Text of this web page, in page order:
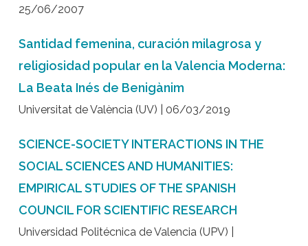
25/06/2007
Santidad femenina, curación milagrosa y
religiosidad popular en la Valencia Moderna:
La Beata Inés de Benigànim
Universitat de València (UV) | 06/03/2019
SCIENCE-SOCIETY INTERACTIONS IN THE
SOCIAL SCIENCES AND HUMANITIES:
EMPIRICAL STUDIES OF THE SPANISH
COUNCIL FOR SCIENTIFIC RESEARCH
Universidad Politécnica de Valencia (UPV) |